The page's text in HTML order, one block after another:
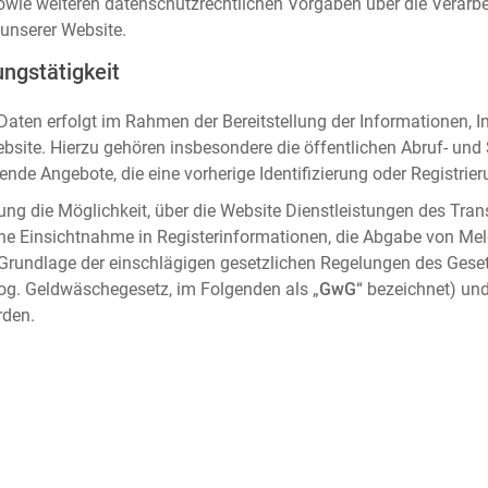
Website.
erfolgt im Rahmen der Bereitstellung der Informationen,
Hierzu gehören insbesondere die öffentlichen Abruf-
Angebote, die eine vorherige Identifizierung oder
die Möglichkeit, über die Website Dienstleistungen des
Einsichtnahme in Registerinformationen, die Abgabe von
der einschlägigen gesetzlichen Regelungen des
Geldwäschegesetz, im Folgenden als „GwG“ bezeichnet)